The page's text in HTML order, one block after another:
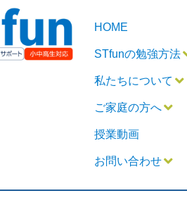
HOME
STfunの勉強方法
私たちについて
ご家庭の方へ
授業動画
お問い合わせ